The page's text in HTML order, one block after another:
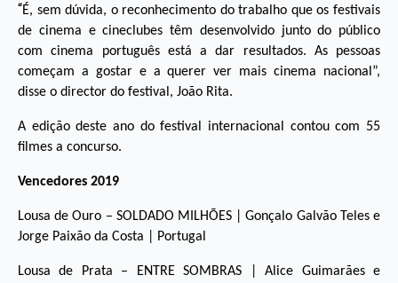
“É, sem dúvida, o reconhecimento do trabalho que os festivais
de cinema e cineclubes têm desenvolvido junto do público
com cinema português está a dar resultados. As pessoas
começam a gostar e a querer ver mais cinema nacional”,
disse o director do festival, João Rita.
A edição deste ano do festival internacional contou com 55
filmes a concurso.
Vencedores 2019
Lousa de Ouro – SOLDADO MILHÕES | Gonçalo Galvão Teles e
Jorge Paixão da Costa | Portugal
Lousa de Prata – ENTRE SOMBRAS | Alice Guimarães e